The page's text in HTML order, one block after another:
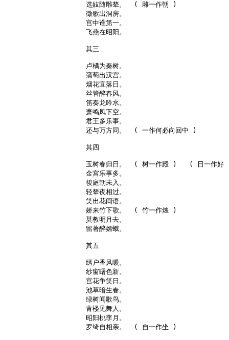
选妓随雕辇。  ( 雕一作朝 )
徵歌出洞房。
宫中谁第一。
飞燕在昭阳。
其三
卢橘为秦树。
蒲萄出汉宫。
烟花宜落日。
丝管醉春风。
笛奏龙吟水。
萧鸣凤下空。
君王多乐事。
还与万方同。  ( 一作何必向回中 )
其四
玉树春归日。  ( 树一作殿 )   ( 日一作好
金宫乐事多。
後庭朝未入。
轻辇夜相过。
笑出花间语。
娇来竹下歌。  ( 竹一作烛 )
莫教明月去。
留著醉嫦蛾。
其五
绣户香风暖。
纱窗曙色新。
宫花争笑日。
池草暗生春。
绿树闻歌鸟。
青楼见舞人。
昭阳桃李月。
罗绮自相亲。  ( 自一作坐 )